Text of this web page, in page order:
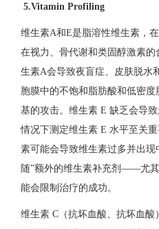
5.Vitamin Profiling
维生素A和E是脂溶性维生素，
在视力、骨代谢和类固醇激素
生素A会导致夜盲症、皮肤脱水
胞膜中的不饱和脂肪酸和低密
基的攻击。维生素 E 缺乏会导
情况下测定维生素 E 水平至关
素可能会导致维生素过多并出
随”额外的维生素补充剂——尤
能会限制治疗的成功。
维生素 C（抗坏血酸、抗坏血酸